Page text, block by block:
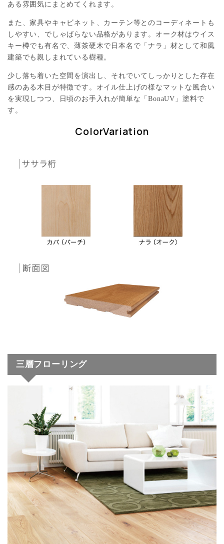
ある雰囲気にまとめてくれます。
また、家具やキャビネット、カーテン等とのコーディネートも
しやすい、でしゃばらない品格があります。オーク材はウイス
キー樽でも有名で、薄茶硬木で日本名で「ナラ」材として和風
建築でも親しまれている樹種。
少し落ち着いた空間を演出し、それでいてしっかりとした存在
感のある木目が特徴です。オイル仕上げの様なマットな風合い
を実現しつつ、日頃のお手入れが簡単な「BonaUV」塗料で
す。
ColorVariation
三層フローリング